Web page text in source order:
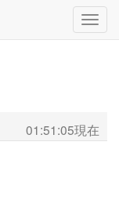
Toggle
01:51:05現在